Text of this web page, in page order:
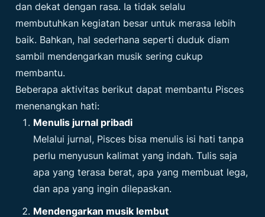
dan dekat dengan rasa. Ia tidak selalu
membutuhkan kegiatan besar untuk merasa lebih
baik. Bahkan, hal sederhana seperti duduk diam
sambil mendengarkan musik sering cukup
membantu.
Beberapa aktivitas berikut dapat membantu Pisces
menenangkan hati:
Menulis jurnal pribadi
Melalui jurnal, Pisces bisa menulis isi hati tanpa
perlu menyusun kalimat yang indah. Tulis saja
apa yang terasa berat, apa yang membuat lega,
dan apa yang ingin dilepaskan.
Mendengarkan musik lembut